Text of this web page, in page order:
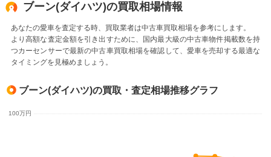
ブーン(ダイハツ)の買取相場情報
あなたの愛車を査定する時、買取業者は中古車買取相場を参考にします。
より高額な査定金額を引き出すために、国内最大級の中古車物件掲載数を持
つカーセンサーで最新の中古車買取相場を確認して、愛車を売却する最適な
タイミングを見極めましょう。
ブーン(ダイハツ)の買取・査定相場推移グラフ